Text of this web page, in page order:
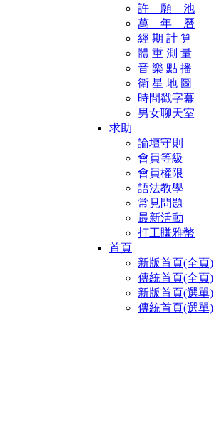
許 願 池
萬 年 曆
經 期 計 算
體 重 測 量
音 樂 點 播
衛 星 地 圖
時間戳字幕
男女聊天室
求助
論壇守則
會員等級
會員權限
語法教學
常見問題
最新活動
打工賺雅幣
首頁
新版首頁(全頁)
傳統首頁(全頁)
新版首頁(選單)
傳統首頁(選單)